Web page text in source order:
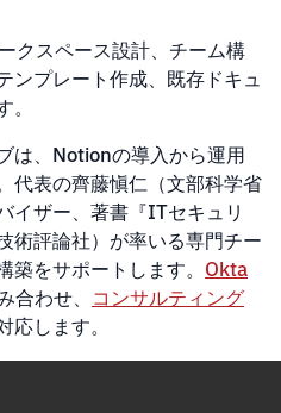
クスペース設計、チーム構
ンプレート作成、既存ドキュ
は、Notionの導入から運用
代表の齊藤愼仁（文部科学省
イザー、著書『ITセキュリ
術評論社）が率いる専門チー
をサポートします。 Okta
わせ、 コンサルティング
応します。